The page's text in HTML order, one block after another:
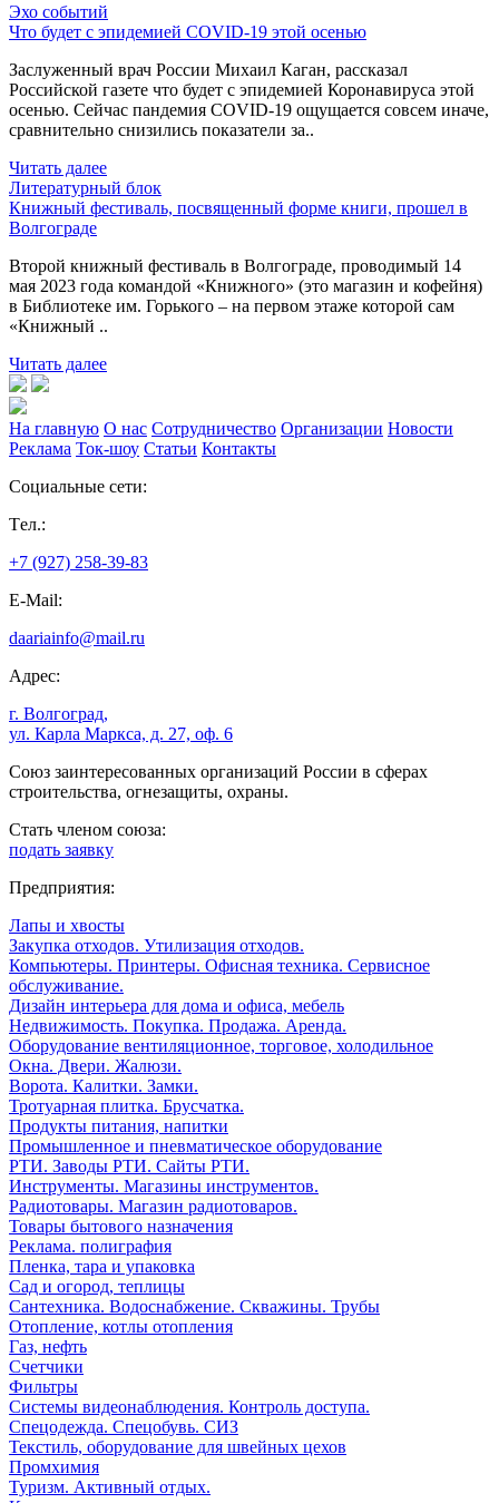
Эхо событий
Что будет с эпидемией COVID-19 этой осенью
Заслуженный врач России Михаил Каган, рассказал
Российской газете что будет с эпидемией Коронавируса этой
осенью. Сейчас пандемия COVID-19 ощущается совсем иначе,
сравнительно снизились показатели за..
Читать далее
Литературный блок
Книжный фестиваль, посвященный форме книги, прошел в
Волгограде
Второй книжный фестиваль в Волгограде, проводимый 14
мая 2023 года командой «Книжного» (это магазин и кофейня)
в Библиотеке им. Горького – на первом этаже которой сам
«Книжный ..
Читать далее
На главную О нас Сотрудничество Организации Новости
Реклама Ток-шоу Статьи Контакты
Социальные сети:
Tел.:
+7 (927) 258-39-83
E-Mail:
daariainfo@mail.ru
Адрес:
г. Волгоград,
ул. Карла Маркса, д. 27, оф. 6
Союз заинтересованных организаций России в сферах
строительства, огнезащиты, охраны.
Стать членом союза:
подать заявку
Предприятия:
Лапы и хвосты
Закупка отходов. Утилизация отходов.
Компьютеры. Принтеры. Офисная техника. Сервисное
обслуживание.
Дизайн интерьера для дома и офиса, мебель
Недвижимость. Покупка. Продажа. Аренда.
Оборудование вентиляционное, торговое, холодильное
Окна. Двери. Жалюзи.
Ворота. Калитки. Замки.
Тротуарная плитка. Брусчатка.
Продукты питания, напитки
Промышленное и пневматическое оборудование
РТИ. Заводы РТИ. Сайты РТИ.
Инструменты. Магазины инструментов.
Радиотовары. Магазин радиотоваров.
Товары бытового назначения
Реклама. полиграфия
Пленка, тара и упаковка
Сад и огород, теплицы
Сантехника. Водоснабжение. Скважины. Трубы
Отопление, котлы отопления
Газ, нефть
Счетчики
Фильтры
Системы видеонаблюдения. Контроль доступа.
Спецодежда. Спецобувь. СИЗ
Текстиль, оборудование для швейных цехов
Промхимия
Туризм. Активный отдых.